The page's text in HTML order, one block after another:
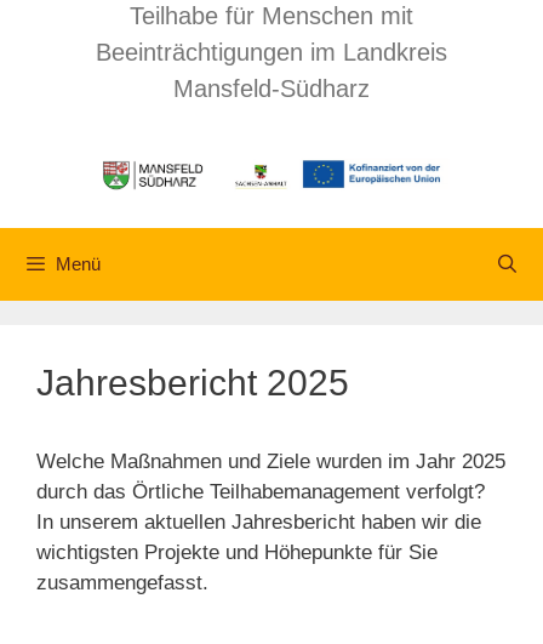
Teilhabe für Menschen mit
Beeinträchtigungen im Landkreis
Mansfeld-Südharz
Menü
Jahresbericht 2025
Welche Maßnahmen und Ziele wurden im Jahr 2025
durch das Örtliche Teilhabemanagement verfolgt?
In unserem aktuellen Jahresbericht haben wir die
wichtigsten Projekte und Höhepunkte für Sie
zusammengefasst.